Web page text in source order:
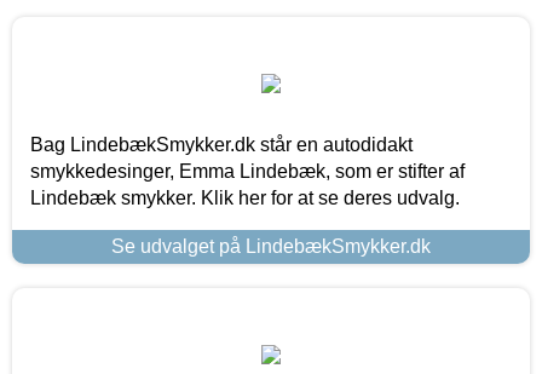
Bag LindebækSmykker.dk står en autodidakt
smykkedesinger, Emma Lindebæk, som er stifter af
Lindebæk smykker. Klik her for at se deres udvalg.
Se udvalget på LindebækSmykker.dk